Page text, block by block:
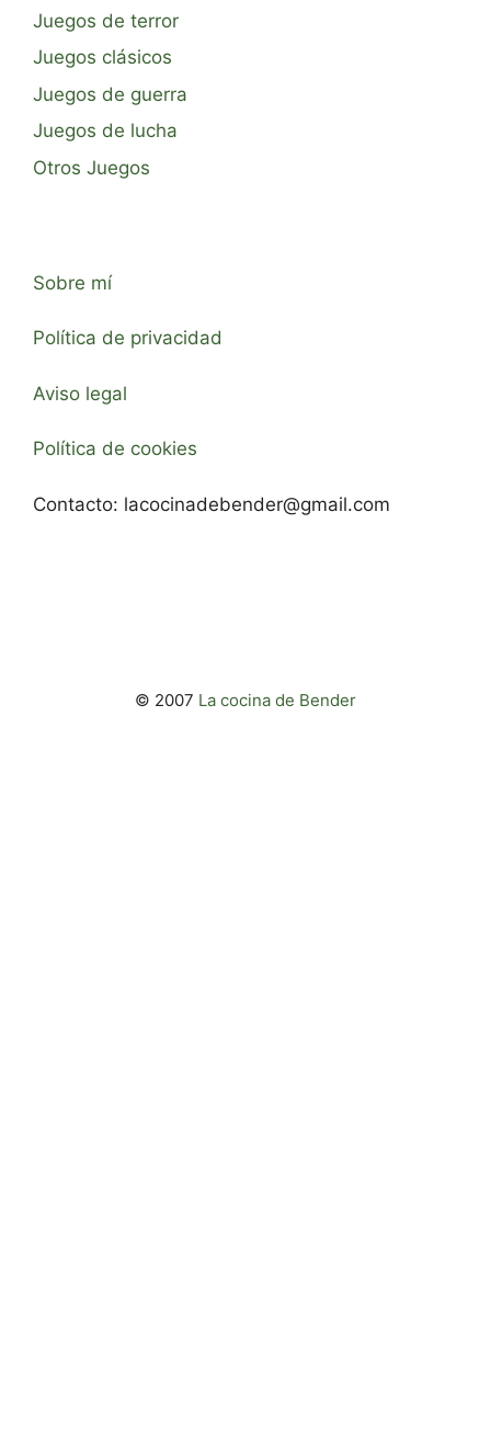
Juegos de terror
Juegos clásicos
Juegos de guerra
Juegos de lucha
Otros Juegos
Sobre mí
Política de privacidad
Aviso legal
Política de cookies
Contacto: lacocinadebender@gmail.com
© 2007 La cocina de Bender